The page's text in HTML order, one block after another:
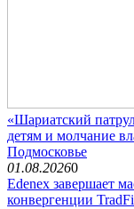
«Шариатский
детям и молчание
Подмосковье
01.08.20260
Edenex завершает
конвергенции